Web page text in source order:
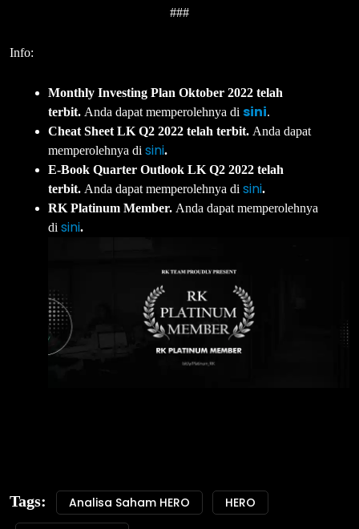
###
Info:
Monthly Investing Plan Oktober 2022 telah
terbit. Anda dapat memperolehnya di sini.
Cheat Sheet LK Q2 2022 telah terbit. Anda dapat
memperolehnya di sini.
E-Book Quarter Outlook LK Q2 2022 telah
terbit. Anda dapat memperolehnya di sini.
RK Platinum Member. Anda dapat memperolehnya
di sini.
Tags: Analisa Saham HERO
HERO